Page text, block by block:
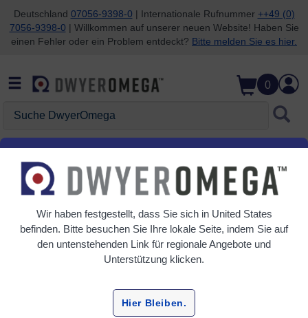
Zum Suchen überspringen
Zum Hauptinhalt überspringen
Zur Navigation überspringen
Deutschland 07056-9398-0 | Internationale Rufnummer ++49 (0)
7056-9398-0 | Willkommen auf unserer neuen Website! Haben Sie
einen Fehler oder ein Problem entdeckt? Bitte melden Sie es hier.
0
Startseite Datenerfassung Datenlogger
Datenlogger
Wir haben festgestellt, dass Sie sich in United States
befinden. Bitte besuchen Sie Ihre lokale Seite, indem Sie auf
den untenstehenden Link für regionale Angebote und
Unterstützung klicken.
Hier Bleiben.